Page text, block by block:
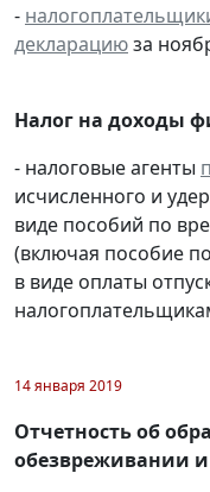
-
декларациюза
Налог на доходы
- налоговые агенты
исчисленного и
виде пособий по
(включая пособие
в виде оплаты
14 января 2019
Отчетность об
обезвреживании